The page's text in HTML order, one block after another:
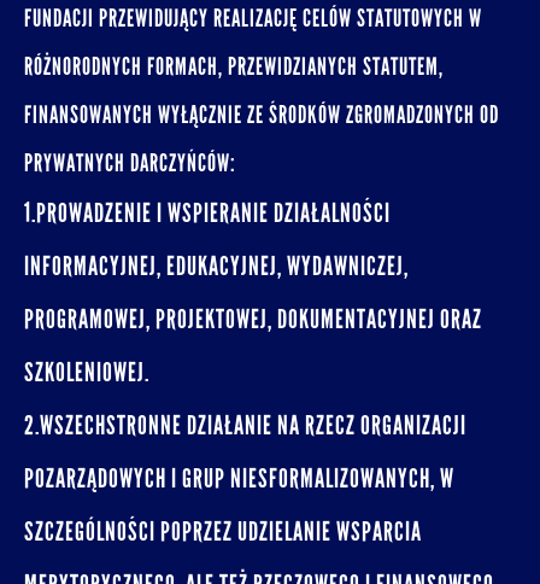
FUNDACJI PRZEWIDUJĄCY REALIZACJĘ CELÓW STATUTOWYCH W
RÓŻNORODNYCH FORMACH, PRZEWIDZIANYCH STATUTEM,
FINANSOWANYCH WYŁĄCZNIE ZE ŚRODKÓW ZGROMADZONYCH OD
PRYWATNYCH DARCZYŃCÓW:
1.PROWADZENIE I WSPIERANIE DZIAŁALNOŚCI
INFORMACYJNEJ, EDUKACYJNEJ, WYDAWNICZEJ,
PROGRAMOWEJ, PROJEKTOWEJ, DOKUMENTACYJNEJ ORAZ
SZKOLENIOWEJ.
2.WSZECHSTRONNE DZIAŁANIE NA RZECZ ORGANIZACJI
POZARZĄDOWYCH I GRUP NIESFORMALIZOWANYCH, W
SZCZEGÓLNOŚCI POPRZEZ UDZIELANIE WSPARCIA